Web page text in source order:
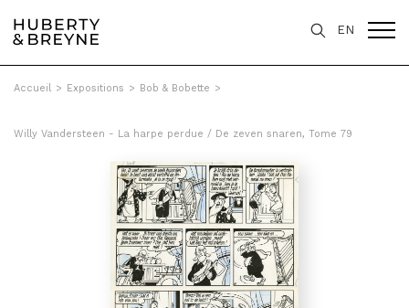
EN
Accueil > Expositions > Bob & Bobette >
Willy Vandersteen - La harpe perdue / De zeven snaren, Tome 79